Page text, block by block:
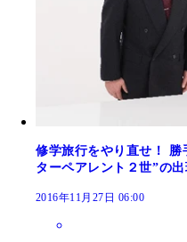
修学旅行をやり直せ！ 勝
ターペアレント２世”の
2016年11月27日 06:00